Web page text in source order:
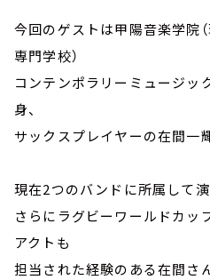
今回のゲストは甲陽音楽学院
専門学校）
コンテンポラリーミュージッ
身、
サックスプレイヤーの在間一
現在2つのバンドに所属して演
さらにラグビーワールドカッ
アクトも
担当された経験のある在間さ